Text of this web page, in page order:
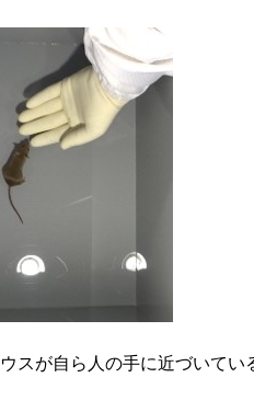
スが自ら人の手に近づいてい